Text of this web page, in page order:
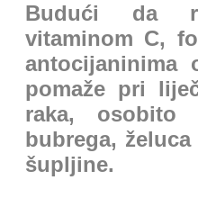
Budući da
vitaminom C,
antocijaninima
pomaže pri
raka, osobito
bubrega,
šupljine.